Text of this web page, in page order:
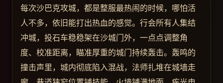
每次沙巴克攻城，都是整服最热闹的时候，哪怕活
人不多，依旧能打出热血的感觉。行会所有人集结
冲城，投石车稳稳架在沙城门外，一点点调整角
度、校准距离，瞄准厚重的城门持续轰击。轰鸣的
撞击声里，城内彻底陷入混战，法师扎堆在城墙走